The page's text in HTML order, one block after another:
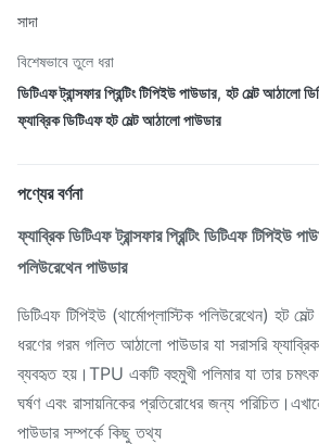
সাদা
বিশেষভাবে তুলে ধরা
ডিটিএফ ট্রান্সফার প্রিন্টিং টিপিইউ পাউডার, হট মেল্ট আঠালো
ফ্যাব্রিক ডিটিএফ হট মেল্ট আঠালো পাউডার
পণ্যের বর্ণনা
ফ্যাব্রিক ডিটিএফ ট্রান্সফার প্রিন্টিং ডিটিএফ টিপিইউ
পলিউরেথেন পাউডার
ডিটিএফ টিপিইউ (থার্মোপ্লাস্টিক পলিউরেথেন) হট মেল্ট
ধরণের গরম গলিত আঠালো পাউডার যা সরাসরি
ব্যবহৃত হয়।TPU একটি বহুমুখী পলিমার যা তার
ঘর্ষণ এবং রাসায়নিকের প্রতিরোধের জন্য
পাউডার সম্পর্কে কিছু তথ্য